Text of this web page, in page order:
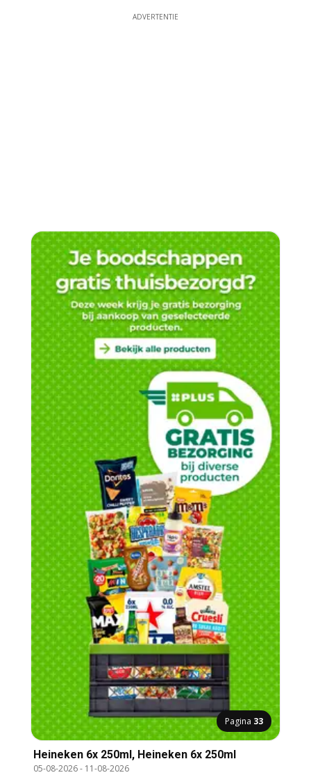
ADVERTENTIE
Pagina 33
Heineken 6x 250ml, Heineken 6x 250ml
05-08-2026- 11-08-2026